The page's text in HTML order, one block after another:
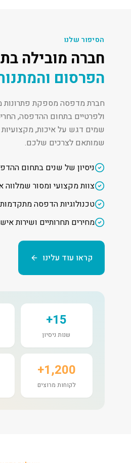
הסיפור שלנו
חברה מובילה
הפרסום
חברת מדפסה מספקת פתרונות
ולפרטיים בתחום ההדפסה,
שמים דגש על איכות, מקצועיות
שמותאם לצרכים שלכם.
ניסיון של שנים בתחום
צוות מקצועי ומסור
טכנולוגיות הדפסה
מחירים תחרותיים ושירות
קראו עוד עלינו
15+
שנות ניסיון
1,200+
לקוחות מרוצים